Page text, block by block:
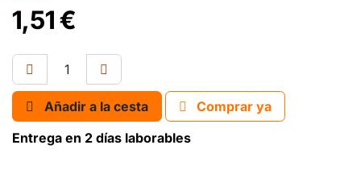
1,51€
Añadir a la cesta
Comprar ya
Entrega en 2 días laborables